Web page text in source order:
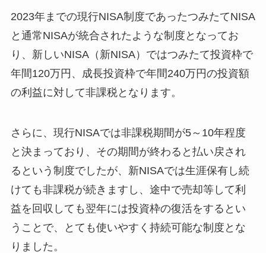
2023年までの現行NISA制度であったつみたてNISA
と通常NISAが統合されたような制度となってお
り、新しいNISA（新NISA）ではつみたて投資枠で
年間120万円、成長投資枠で年間240万円の投資額
の利益に対して非課税となります。
さらに、現行NISAでは非課税期間が5～10年程度
と決まっており、その期間が終わると払い戻され
るという制度でしたが、新NISAでは生涯保有し続
けても非課税が続きますし、途中で売却等して利
益を回収しても翌年には投資枠の復活をするとい
うことで、とても使いやすく持続可能な制度とな
りました。